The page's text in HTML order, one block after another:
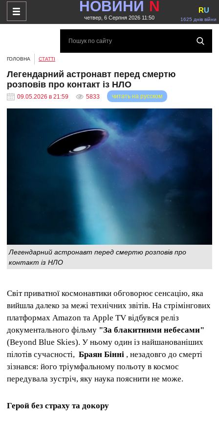
НОВИНИ N
четвер, 6 Серпня 2026 11:50 1625 днів війни
RU
ГОЛОВНА СТАТТІ
Легендарний астронавт перед смертю
розповів про контакт із НЛО
09.05.2026 в 21:59 5833 читать на русском
Легендарний астронавт перед смертю розповів про
контакт із НЛО
Світ приватної космонавтики обговорює сенсацію, яка
вийшла далеко за межі технічних звітів. На стрімінгових
платформах Amazon та Apple TV відбувся реліз
документального фільму "За блакитними небесами"
(Beyond Blue Skies). У ньому один із найшанованіших
пілотів сучасності, Браян Бінні , незадовго до смерті
зізнався: його тріумфальному польоту в космос
передувала зустріч, яку наука пояснити не може.
Герой без страху та докору